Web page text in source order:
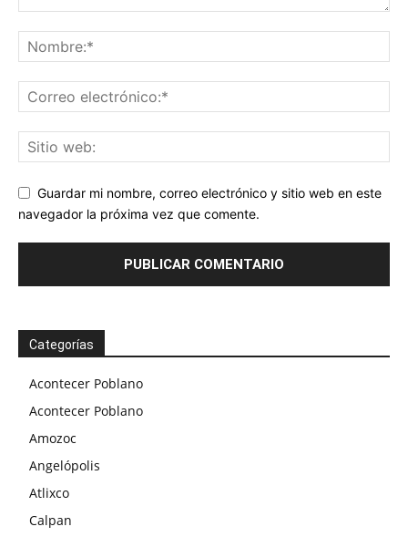
Guardar mi nombre, correo electrónico y sitio web en este
navegador la próxima vez que comente.
Categorías
Acontecer Poblano
Acontecer Poblano
Amozoc
Angelópolis
Atlixco
Calpan